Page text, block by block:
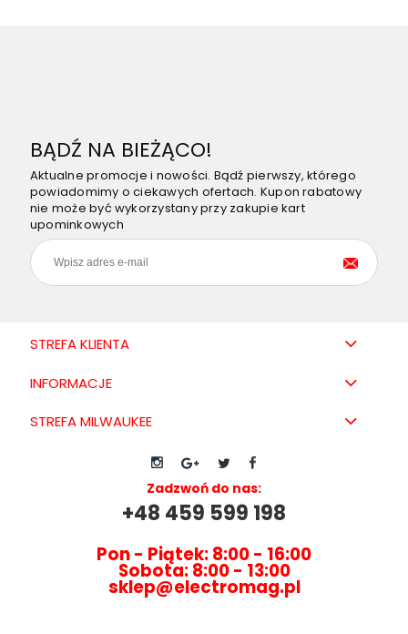
BĄDŹ NA BIEŻĄCO!
Aktualne promocje i nowości. Bądź pierwszy, którego
powiadomimy o ciekawych ofertach. Kupon rabatowy
nie może być wykorzystany przy zakupie kart
upominkowych
STREFA KLIENTA
INFORMACJE
STREFA MILWAUKEE
Zadzwoń do nas:
+48 459 599 198
Pon - Piątek: 8:00 - 16:00
Sobota: 8:00 - 13:00
sklep@electromag.pl